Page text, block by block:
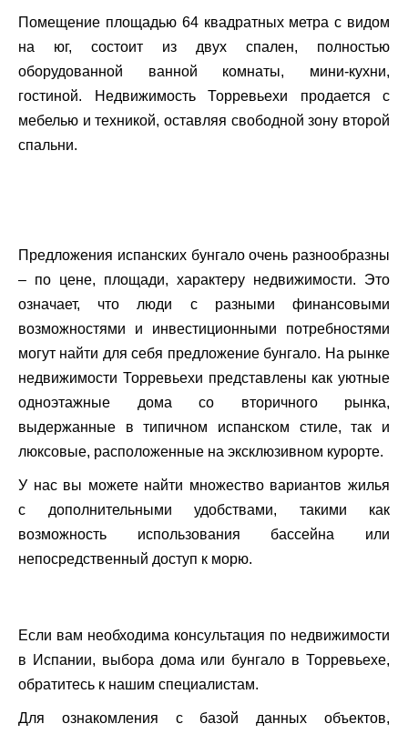
Помещение площадью 64 квадратных метра с видом
на юг, состоит из двух спален, полностью
оборудованной ванной комнаты, мини-кухни,
гостиной. Недвижимость Торревьехи продается с
мебелью и техникой, оставляя свободной зону второй
спальни.
Предложения испанских бунгало очень разнообразны
– по цене, площади, характеру недвижимости. Это
означает, что люди с разными финансовыми
возможностями и инвестиционными потребностями
могут найти для себя предложение бунгало. На рынке
недвижимости Торревьехи представлены как уютные
одноэтажные дома со вторичного рынка,
выдержанные в типичном испанском стиле, так и
люксовые, расположенные на эксклюзивном курорте.
У нас вы можете найти множество вариантов жилья
с дополнительными удобствами, такими как
возможность использования бассейна или
непосредственный доступ к морю.
Если вам необходима консультация по недвижимости
в Испании, выбора дома или бунгало в Торревьехе,
обратитесь к нашим специалистам.
Для ознакомления с базой данных объектов,